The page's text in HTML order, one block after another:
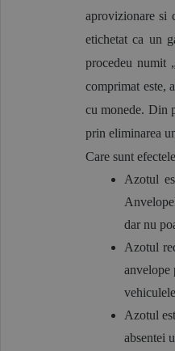
aprovizionare si
etichetat ca un
procedeu numit
comprimat este,
cu monede. Din
prin eliminarea
Care sunt
Azotul
dar nu
Azotul
anvelope
Azotul
absentei